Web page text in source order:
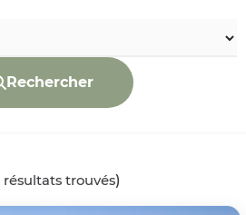
Rechercher
résultats trouvés)